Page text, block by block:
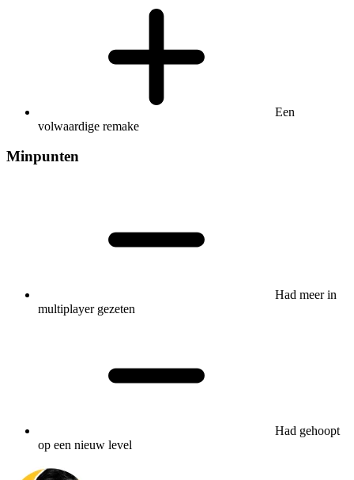
Een
volwaardige remake
Minpunten
Had meer in
multiplayer gezeten
Had gehoopt
op een nieuw level